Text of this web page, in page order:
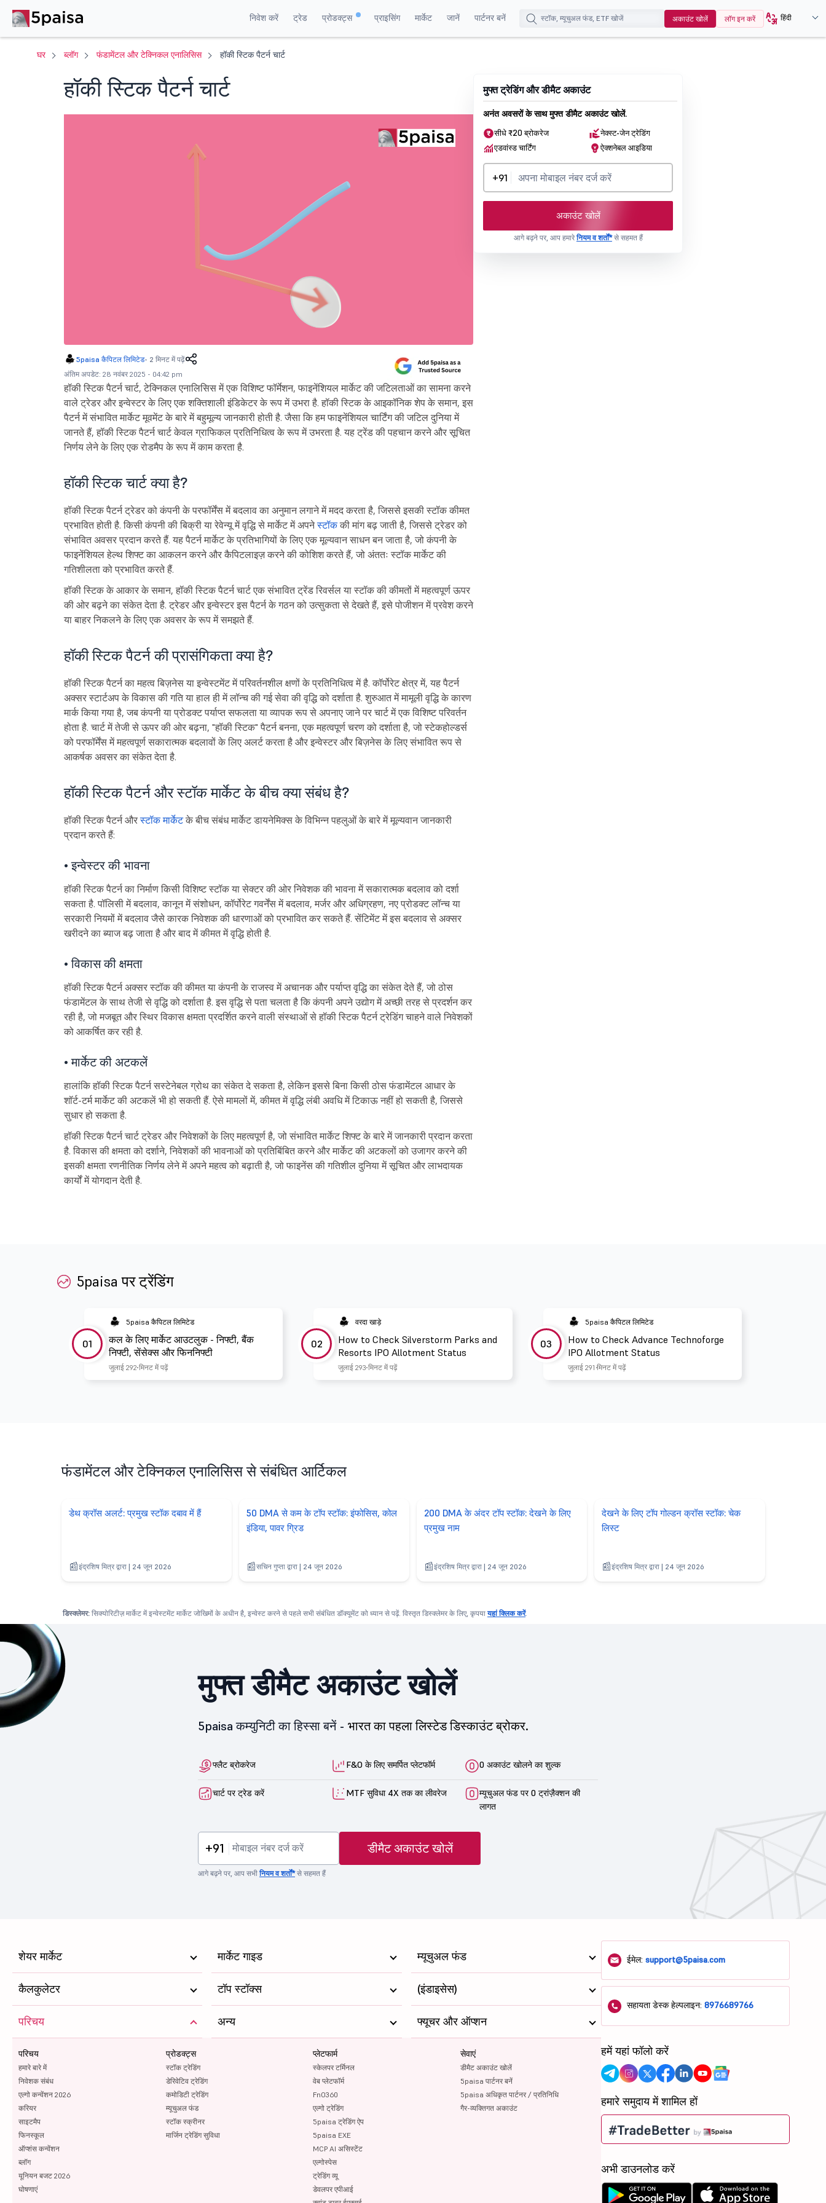
निवेश करें ट्रेड प्रोडक्ट्स प्राइसिंग मार्केट जानें पार्टनर बनें अकाउंट खोलें लॉग इन करें हिंदी
घर ब्लॉग फंडामेंटल और टेक्निकल एनालिसिस हॉकी स्टिक पैटर्न चार्ट
हॉकी स्टिक पैटर्न चार्ट
5paisa कैपिटल लिमिटेड- 2 मिनट में पढ़ें
अंतिम अपडेट: 28 नवंबर 2025 - 04:42 pm
हॉकी स्टिक पैटर्न चार्ट, टेक्निकल एनालिसिस में एक विशिष्ट फॉर्मेशन, फाइनेंशियल मार्केट की जटिलताओं का सामना करने
वाले ट्रेडर और इन्वेस्टर के लिए एक शक्तिशाली इंडिकेटर के रूप में उभरा है. हॉकी स्टिक के आइकॉनिक शेप के समान, इस
पैटर्न में संभावित मार्केट मूवमेंट के बारे में बहुमूल्य जानकारी होती है. जैसा कि हम फाइनेंशियल चार्टिंग की जटिल दुनिया में
जानते हैं, हॉकी स्टिक पैटर्न चार्ट केवल ग्राफिकल प्रतिनिधित्व के रूप में उभरता है. यह ट्रेंड की पहचान करने और सूचित
निर्णय लेने के लिए एक रोडमैप के रूप में काम करता है.
हॉकी स्टिक चार्ट क्या है?
हॉकी स्टिक पैटर्न ट्रेडर को कंपनी के परफॉर्मेंस में बदलाव का अनुमान लगाने में मदद करता है, जिससे इसकी स्टॉक कीमत
प्रभावित होती है. किसी कंपनी की बिक्री या रेवेन्यू में वृद्धि से मार्केट में अपनेस्टॉककी मांग बढ़ जाती है, जिससे ट्रेडर को
संभावित अवसर प्रदान करते हैं. यह पैटर्न मार्केट के प्रतिभागियों के लिए एक मूल्यवान साधन बन जाता है, जो कंपनी के
फाइनेंशियल हेल्थ शिफ्ट का आकलन करने और कैपिटलाइज़ करने की कोशिश करते हैं, जो अंततः स्टॉक मार्केट की
गतिशीलता को प्रभावित करते हैं.
हॉकी स्टिक के आकार के समान, हॉकी स्टिक पैटर्न चार्ट एक संभावित ट्रेंड रिवर्सल या स्टॉक की कीमतों में महत्वपूर्ण ऊपर
की ओर बढ़ने का संकेत देता है. ट्रेडर और इन्वेस्टर इस पैटर्न के गठन को उत्सुकता से देखते हैं, इसे पोजीशन में प्रवेश करने
या बाहर निकलने के लिए एक अवसर के रूप में समझते हैं.
हॉकी स्टिक पैटर्न की प्रासंगिकता क्या है?
हॉकी स्टिक पैटर्न का महत्व बिज़नेस या इन्वेस्टमेंट में परिवर्तनशील क्षणों के प्रतिनिधित्व में है. कॉर्पोरेट क्षेत्र में, यह पैटर्न
अक्सर स्टार्टअप के विकास की गति या हाल ही में लॉन्च की गई सेवा की वृद्धि को दर्शाता है. शुरुआत में मामूली वृद्धि के कारण
मार्क किया गया है, जब कंपनी या प्रोडक्ट पर्याप्त सफलता या व्यापक रूप से अपनाए जाने पर चार्ट में एक विशिष्ट परिवर्तन
होता है. चार्ट में तेजी से ऊपर की ओर बढ़ना, "हॉकी स्टिक" पैटर्न बनना, एक महत्वपूर्ण चरण को दर्शाता है, जो स्टेकहोल्डर्स
को परफॉर्मेंस में महत्वपूर्ण सकारात्मक बदलावों के लिए अलर्ट करता है और इन्वेस्टर और बिज़नेस के लिए संभावित रूप से
आकर्षक अवसर का संकेत देता है.
हॉकी स्टिक पैटर्न और स्टॉक मार्केट के बीच क्या संबंध है?
हॉकी स्टिक पैटर्न औरस्टॉक मार्केटके बीच संबंध मार्केट डायनेमिक्स के विभिन्न पहलुओं के बारे में मूल्यवान जानकारी
प्रदान करते हैं:
• इन्वेस्टर की भावना
हॉकी स्टिक पैटर्न का निर्माण किसी विशिष्ट स्टॉक या सेक्टर की ओर निवेशक की भावना में सकारात्मक बदलाव को दर्शा
सकता है. पॉलिसी में बदलाव, कानून में संशोधन, कॉर्पोरेट गवर्नेंस में बदलाव, मर्जर और अधिग्रहण, नए प्रोडक्ट लॉन्च या
सरकारी नियमों में बदलाव जैसे कारक निवेशक की धारणाओं को प्रभावित कर सकते हैं. सेंटिमेंट में इस बदलाव से अक्सर
खरीदने का ब्याज बढ़ जाता है और बाद में कीमत में वृद्धि होती है.
• विकास की क्षमता
हॉकी स्टिक पैटर्न अक्सर स्टॉक की कीमत या कंपनी के राजस्व में अचानक और पर्याप्त वृद्धि का संकेत देते हैं, जो ठोस
फंडामेंटल के साथ तेजी से वृद्धि को दर्शाता है. इस वृद्धि से पता चलता है कि कंपनी अपने उद्योग में अच्छी तरह से प्रदर्शन कर
रही है, जो मजबूत और स्थिर विकास क्षमता प्रदर्शित करने वाली संस्थाओं से हॉकी स्टिक पैटर्न ट्रेडिंग चाहने वाले निवेशकों
को आकर्षित कर रही है.
• मार्केट की अटकलें
हालांकि हॉकी स्टिक पैटर्न सस्टेनेबल ग्रोथ का संकेत दे सकता है, लेकिन इससे बिना किसी ठोस फंडामेंटल आधार के
शॉर्ट-टर्म मार्केट की अटकलें भी हो सकती हैं. ऐसे मामलों में, कीमत में वृद्धि लंबी अवधि में टिकाऊ नहीं हो सकती है, जिससे
सुधार हो सकता है.
हॉकी स्टिक पैटर्न चार्ट ट्रेडर और निवेशकों के लिए महत्वपूर्ण है, जो संभावित मार्केट शिफ्ट के बारे में जानकारी प्रदान करता
है. विकास की क्षमता को दर्शाने, निवेशकों की भावनाओं को प्रतिबिंबित करने और मार्केट की अटकलों को उजागर करने की
इसकी क्षमता रणनीतिक निर्णय लेने में अपने महत्व को बढ़ाती है, जो फाइनेंस की गतिशील दुनिया में सूचित और लाभदायक
कार्यों में योगदान देती है.
मुफ्त ट्रेडिंग और डीमैट अकाउंट
अनंत अवसरों के साथ मुफ्त डीमैट अकाउंट खोलें.
सीधे ₹20 ब्रोकरेज
नेक्स्ट-जेन ट्रेडिंग
एडवांस्ड चार्टिंग
ऐक्शनेबल आइडिया
+91
अकाउंट खोलें
आगे बढ़ने पर, आप हमारेनियम व शर्तों*से सहमत हैं
5paisa पर ट्रेंडिंग
01
5paisa कैपिटल लिमिटेड
कल के लिए मार्केट आउटलुक - निफ्टी, बैंक
निफ्टी, सेंसेक्स और फिननिफ्टी
जुलाई 292 मिनट में पढ़ें
02
वरदा खाड़े
How to Check Silverstorm Parks and
Resorts IPO Allotment Status
जुलाई 293 मिनट में पढ़ें
03
5paisa कैपिटल लिमिटेड
How to Check Advance Technoforge
IPO Allotment Status
जुलाई 291 मिनट में पढ़ें
फंडामेंटल और टेक्निकल एनालिसिस से संबंधित आर्टिकल
डेथ क्रॉस अलर्ट: प्रमुख स्टॉक दबाव में हैं
इंद्रशिष मित्र द्वारा | 24 जून 2026
50 DMA से कम के टॉप स्टॉक: इंफोसिस, कोल
इंडिया, पावर ग्रिड
सचिन गुप्ता द्वारा | 24 जून 2026
200 DMA के अंदर टॉप स्टॉक: देखने के लिए
प्रमुख नाम
इंद्रशिष मित्र द्वारा | 24 जून 2026
देखने के लिए टॉप गोल्डन क्रॉस स्टॉक: चेक
लिस्ट
इंद्रशिष मित्र द्वारा | 24 जून 2026
डिस्क्लेमर: सिक्योरिटीज़ मार्केट में इन्वेस्टमेंट मार्केट जोखिमों के अधीन है, इन्वेस्ट करने से पहले सभी संबंधित डॉक्यूमेंट को ध्यान से पढ़ें. विस्तृत डिस्क्लेमर के लिए, कृपयायहां क्लिक करें.
मुफ्त डीमैट अकाउंट खोलें
5paisa कम्युनिटी का हिस्सा बनें - भारत का पहला लिस्टेड डिस्काउंट ब्रोकर.
फ्लैट ब्रोकरेज F&O के लिए समर्पित प्लेटफॉर्म 0 अकाउंट खोलने का शुल्क
चार्ट पर ट्रेड करें MTF सुविधा 4X तक का लीवरेज
म्यूचुअल फंड पर 0 ट्रांज़ैक्शन की
लागत
+91 डीमैट अकाउंट खोलें
आगे बढ़ने पर, आप सभीनियम व शर्तों*से सहमत हैं
शेयर मार्केट मार्केट गाइड म्यूचुअल फंड
कैलकुलेटर टॉप स्टॉक्स (इंडाइसेस)
परिचय
परिचय
हमारे बारे में
निवेशक संबंध
एल्गो कन्वेंशन 2026
करियर
साइटमैप
फिनस्कूल
ऑप्शंस कन्वेंशन
ब्लॉग
यूनियन बजट 2026
घोषणाएं
प्रोडक्ट्स
स्टॉक ट्रेडिंग
डेरिवेटिव ट्रेडिंग
कमोडिटी ट्रेडिंग
म्यूचुअल फंड
स्टॉक स्क्रीनर
मार्जिन ट्रेडिंग सुविधा
प्लेटफार्म
स्केलपर टर्मिनल
वेब प्लेटफॉर्म
FnO360
एल्गो ट्रेडिंग
5paisa ट्रेडिंग ऐप
5paisa EXE
MCP AI असिस्टेंट
एल्गोस्पेस
ट्रेडिंग व्यू
डेवलपर एपीआई
सेवाएं
डीमैट अकाउंट खोलें
5paisa पार्टनर बनें
5paisa अधिकृत पार्टनर / प्रतिनिधि
गैर-व्यक्तिगत अकाउंट
अन्य फ्यूचर और ऑप्शन
ईमेल:support@5paisa.com
सहायता डेस्क हेल्पलाइन:8976689766
हमें यहां फॉलो करें
हमारे समुदाय में शामिल हों
अभी डाउनलोड करें